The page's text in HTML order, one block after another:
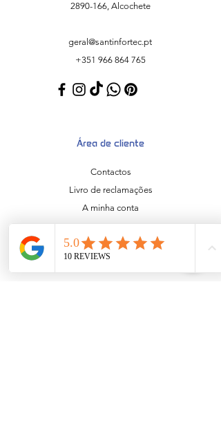
2890-166, Alcochete
geral@santinfortec.pt
+351 966 864 765
Área de cliente
Contactos
Livro de reclamações
A minha conta
Informação